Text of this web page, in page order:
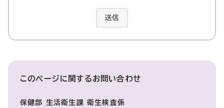
送信
このページに関するお問い合わせ
保健部 生活衛生課 衛生検査係